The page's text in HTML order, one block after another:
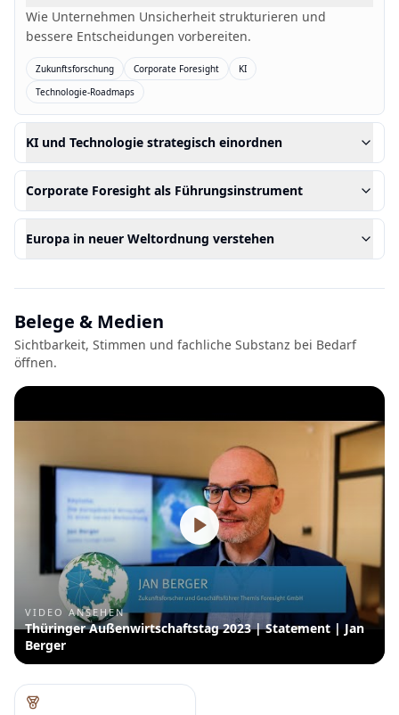
Wie Unternehmen Unsicherheit strukturieren und
bessere Entscheidungen vorbereiten.
Zukunftsforschung Corporate Foresight
KI
Technologie-Roadmaps
KI und Technologie strategisch einordnen
Corporate Foresight als Führungsinstrument
Europa in neuer Weltordnung verstehen
Belege & Medien
Sichtbarkeit, Stimmen und fachliche Substanz bei Bedarf
öffnen.
VIDEO ANSEHEN
Thüringer Außenwirtschaftstag 2023 | Statement | Jan
Berger